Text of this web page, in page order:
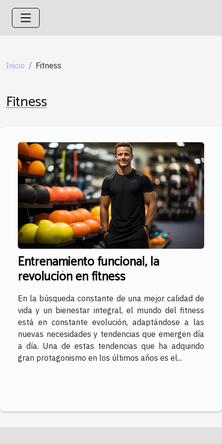
Inicio Fitness
Fitness
Entrenamiento funcional, la
revolución en fitness
En la búsqueda constante de una mejor calidad de
vida y un bienestar integral, el mundo del fitness
está en constante evolución, adaptándose a las
nuevas necesidades y tendencias que emergen día
a día. Una de estas tendencias que ha adquirido
gran protagonismo en los últimos años es el...